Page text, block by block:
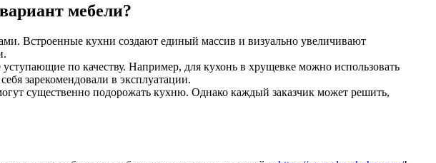
мебели?
Встроенные кухни создают единый массив и визуально увеличивают
по качеству. Например, для кухонь в хрущевке можно использовать
зарекомендовали в эксплуатации.
существенно подорожать кухню. Однако каждый заказчик может решить,